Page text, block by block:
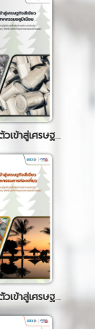
คู่มือการปรับตัวเข้าสู่เศรษฐกิจสีเขียว (อลูมิเนียม)
คู่มือการปรับตัวเข้าสู่เศรษฐกิจสีเขียว (ท่องเที่ยว)